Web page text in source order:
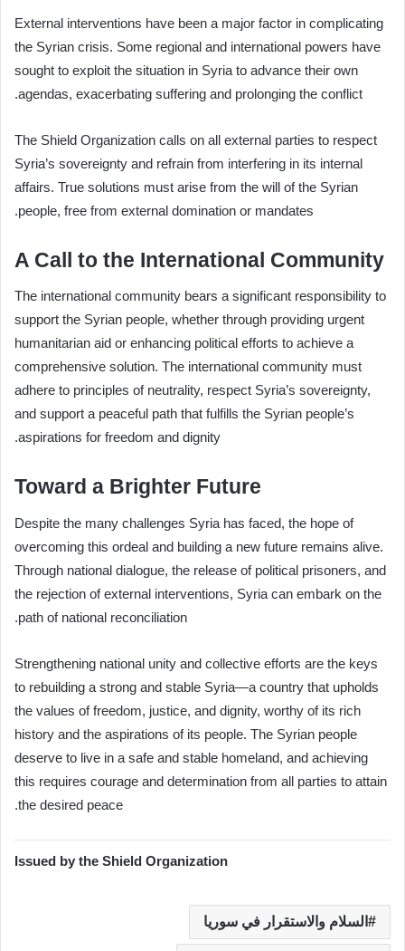
External interventions have been a major factor in complicating
the Syrian crisis. Some regional and international powers have
sought to exploit the situation in Syria to advance their own
agendas, exacerbating suffering and prolonging the conflict.
The Shield Organization calls on all external parties to respect
Syria’s sovereignty and refrain from interfering in its internal
affairs. True solutions must arise from the will of the Syrian
people, free from external domination or mandates.
A Call to the International Community
The international community bears a significant responsibility to
support the Syrian people, whether through providing urgent
humanitarian aid or enhancing political efforts to achieve a
comprehensive solution. The international community must
adhere to principles of neutrality, respect Syria’s sovereignty,
and support a peaceful path that fulfills the Syrian people’s
aspirations for freedom and dignity.
Toward a Brighter Future
Despite the many challenges Syria has faced, the hope of
overcoming this ordeal and building a new future remains alive.
Through national dialogue, the release of political prisoners, and
the rejection of external interventions, Syria can embark on the
path of national reconciliation.
Strengthening national unity and collective efforts are the keys
to rebuilding a strong and stable Syria—a country that upholds
the values of freedom, justice, and dignity, worthy of its rich
history and the aspirations of its people. The Syrian people
deserve to live in a safe and stable homeland, and achieving
this requires courage and determination from all parties to attain
the desired peace.
Issued by the Shield Organization
السلام والاستقرار في سوريا